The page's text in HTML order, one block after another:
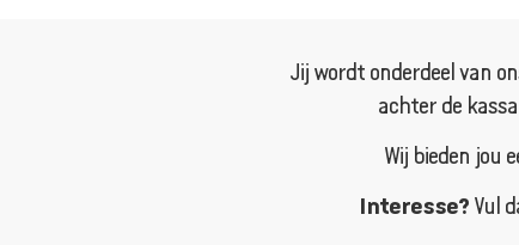
Jij wordt onderdeel van
achter de
Wij bieden jou
Interesse? Vul